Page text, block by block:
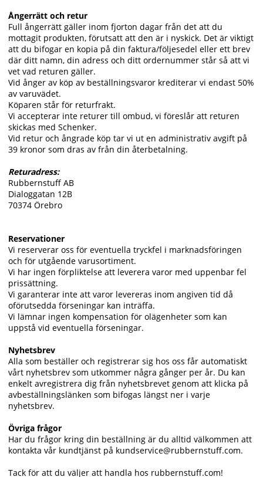
Ångerrätt och retur
Full ångerrätt gäller inom fjorton dagar från det att du
mottagit produkten, förutsatt att den är i nyskick. Det är viktigt
att du bifogar en kopia på din faktura/följesedel eller ett brev
där ditt namn, din adress och ditt ordernummer står så att vi
vet vad returen gäller.
Vid ånger av köp av beställningsvaror krediterar vi endast 50%
av varuvädet.
Köparen står för returfrakt.
Vi accepterar inte returer till ombud, vi föreslår att returen
skickas med Schenker.
Vid retur och ångrade köp tar vi ut en administrativ avgift på
39 kronor som dras av från din återbetalning.
Returadress:
Rubbernstuff AB
Dialoggatan 12B
70374 Örebro
Reservationer
Vi reserverar oss för eventuella tryckfel i marknadsföringen
och för utgående varusortiment.
Vi har ingen förpliktelse att leverera varor med uppenbar fel
prissättning.
Vi garanterar inte att varor levereras inom angiven tid då
oförutsedda förseningar kan inträffa.
Vi lämnar ingen kompensation för olägenheter som kan
uppstå vid eventuella förseningar.
Nyhetsbrev
Alla som beställer och registrerar sig hos oss får automatiskt
vårt nyhetsbrev som utkommer några gånger per år. Du kan
enkelt avregistrera dig från nyhetsbrevet genom att klicka på
avbeställningslänken som bifogas längst ner i varje
nyhetsbrev.
Övriga frågor
Har du frågor kring din beställning är du alltid välkommen att
kontakta vår kundtjänst på kundservice@rubbernstuff.com.
Tack för att du väljer att handla hos rubbernstuff.com!